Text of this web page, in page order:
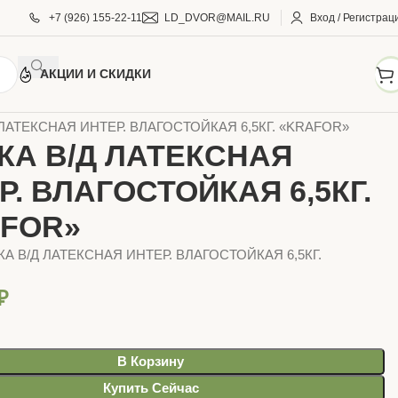
+7 (926) 155-22-11 LD_DVOR@MAIL.RU Вход /
АКЦИИ И СКИДКИ
ИНТЕР. ВЛАГОСТОЙКАЯ 6,5КГ. «KRAFOR»
В/Д ЛАТЕКСНАЯ
ВЛАГОСТОЙКАЯ 6,5КГ.
В/Д ЛАТЕКСНАЯ ИНТЕР. ВЛАГОСТОЙКАЯ 6,5КГ.
В Корзину
Купить Сейчас